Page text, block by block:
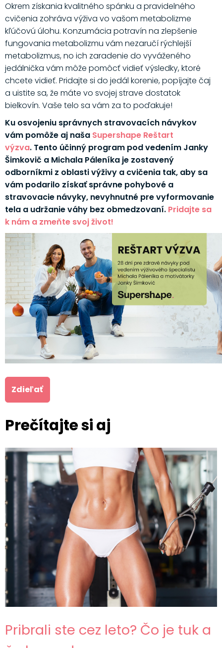
Okrem získania kvalitného spánku a pravidelného
cvičenia zohráva výživa vo vašom metabolizme
kľúčovú úlohu. Konzumácia potravín na zlepšenie
fungovania metabolizmu vám nezaručí rýchlejší
metabolizmus, no ich zaradenie do vyváženého
jedálnička vám môže pomôcť vidieť výsledky, ktoré
chcete vidieť. Pridajte si do jedál korenie, popíjajte čaj
a uistite sa, že máte vo svojej strave dostatok
bielkovín. Vaše telo sa vám za to poďakuje!
Ku osvojeniu správnych stravovacích návykov
vám pomôže aj naša Supershape Reštart
výzva. Tento účinný program pod vedením Janky
Šimkovič a Michala Páleníka je zostavený
odborníkmi z oblasti výživy a cvičenia tak, aby sa
vám podarilo získať správne pohybové a
stravovacie návyky, nevyhnutné pre vyformovanie
tela a udržanie váhy bez obmedzovaní. Pridajte sa
k nám a zmeňte svoj život!
Zdieľať
Prečítajte si aj
Pribrali ste cez leto? Čo je tuk a